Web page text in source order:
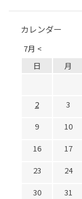
カレンダー
7月 <
日 月
2
3
9
10
16
17
23
24
30
31